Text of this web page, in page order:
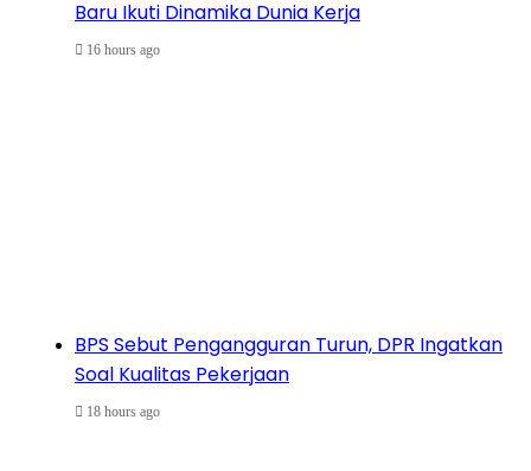
Baru Ikuti Dinamika Dunia Kerja
16 hours ago
BPS Sebut Pengangguran Turun, DPR Ingatkan
Soal Kualitas Pekerjaan
18 hours ago